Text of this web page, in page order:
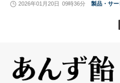
2026年01月20日 09時36分 製品・サー